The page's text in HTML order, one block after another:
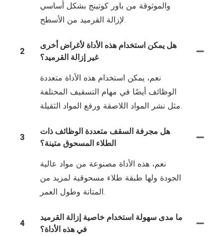
والموثوقة من باور كوتينج بشكل أساسي
لإزالة القرميد من الأسطح.
2
هل يمكن استخدام هذه الأداة لأغراض أخرى
غير إزالة القرميد؟
نعم، يمكن استخدام هذه الأداة متعددة
الوظائف أيضًا في مهام التسقيف المختلفة
مثل نشر المواد اللاصقة ورفع المواد الثقيلة.
3
هل مجرفة السقف متعددة الوظائف ذات
الطلاء المسحوق متينة؟
نعم، هذه الأداة مصنوعة من مواد عالية
الجودة ولها طبقة طلاء مسحوقية لمزيد من
المتانة وطول العمر.
4
ما مدى سهولة استخدام خاصية إزالة القرميد
في هذه الأداة؟